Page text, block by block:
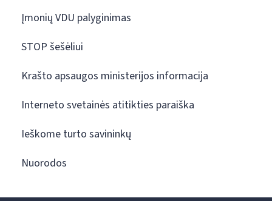
Įmonių VDU palyginimas
STOP šešėliui
Krašto apsaugos ministerijos informacija
Interneto svetainės atitikties paraiška
Ieškome turto savininkų
Nuorodos